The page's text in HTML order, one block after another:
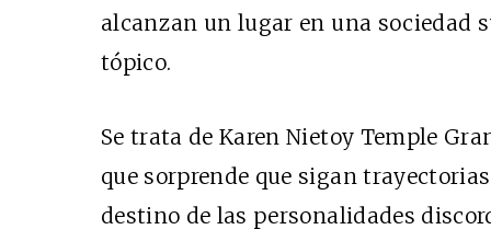
alcanzan un lugar en una sociedad
tópico.
Se trata de Karen Nietoy Temple
que sorprende que sigan
destino de las personalidades